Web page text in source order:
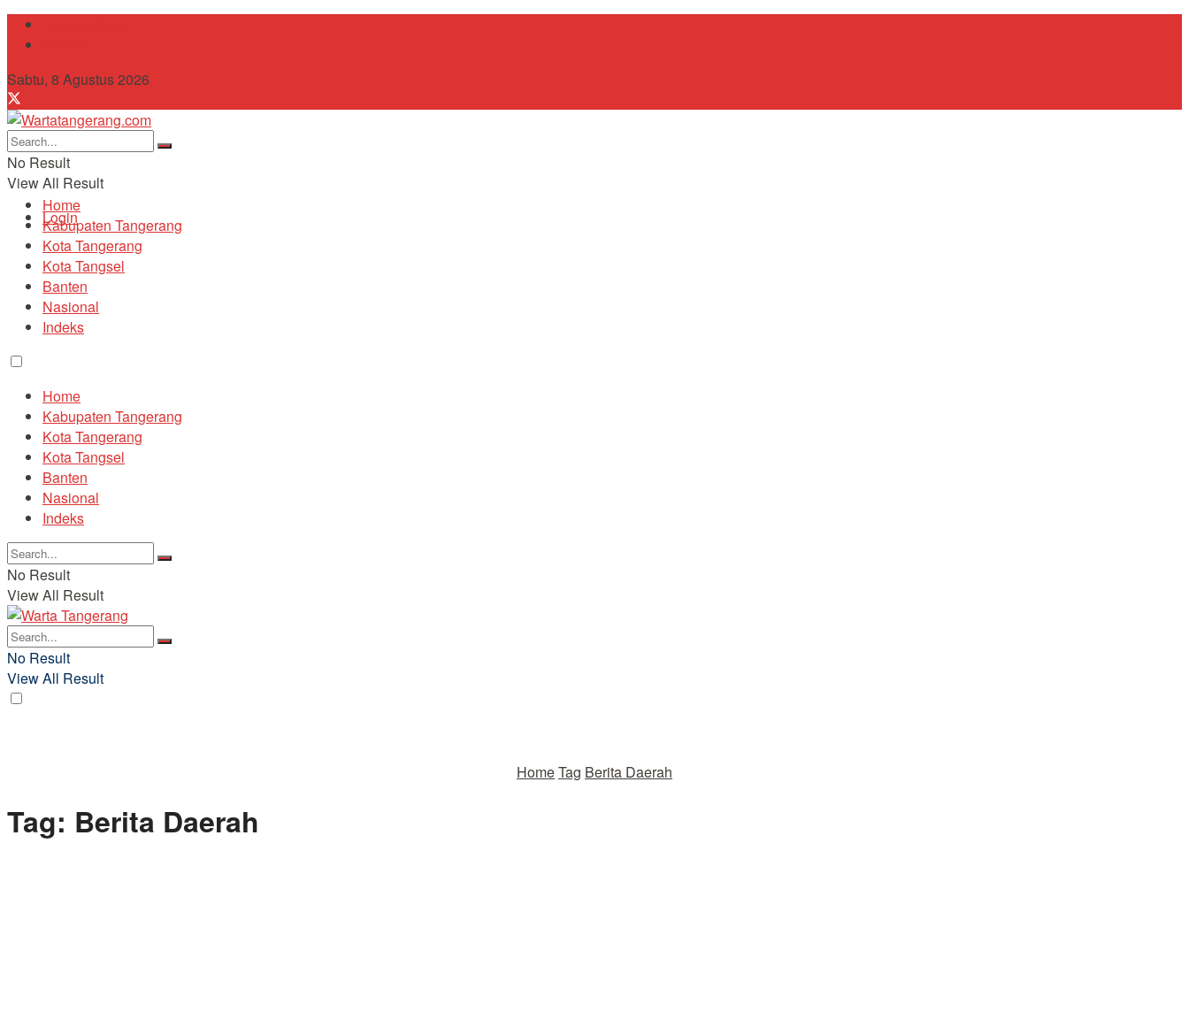
Sabtu, 8 Agustus 2026
No Result
View All Result
Login
Home
Kabupaten Tangerang
Kota Tangerang
Kota Tangsel
Banten
Nasional
Indeks
Home
Kabupaten Tangerang
Kota Tangerang
Kota Tangsel
Banten
Nasional
Indeks
No Result
View All Result
No Result
View All Result
HomeTag Berita Daerah
Tag: Berita Daerah